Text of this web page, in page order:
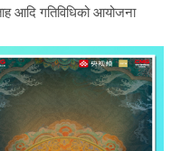
आदि गतिविधिको आयोजना